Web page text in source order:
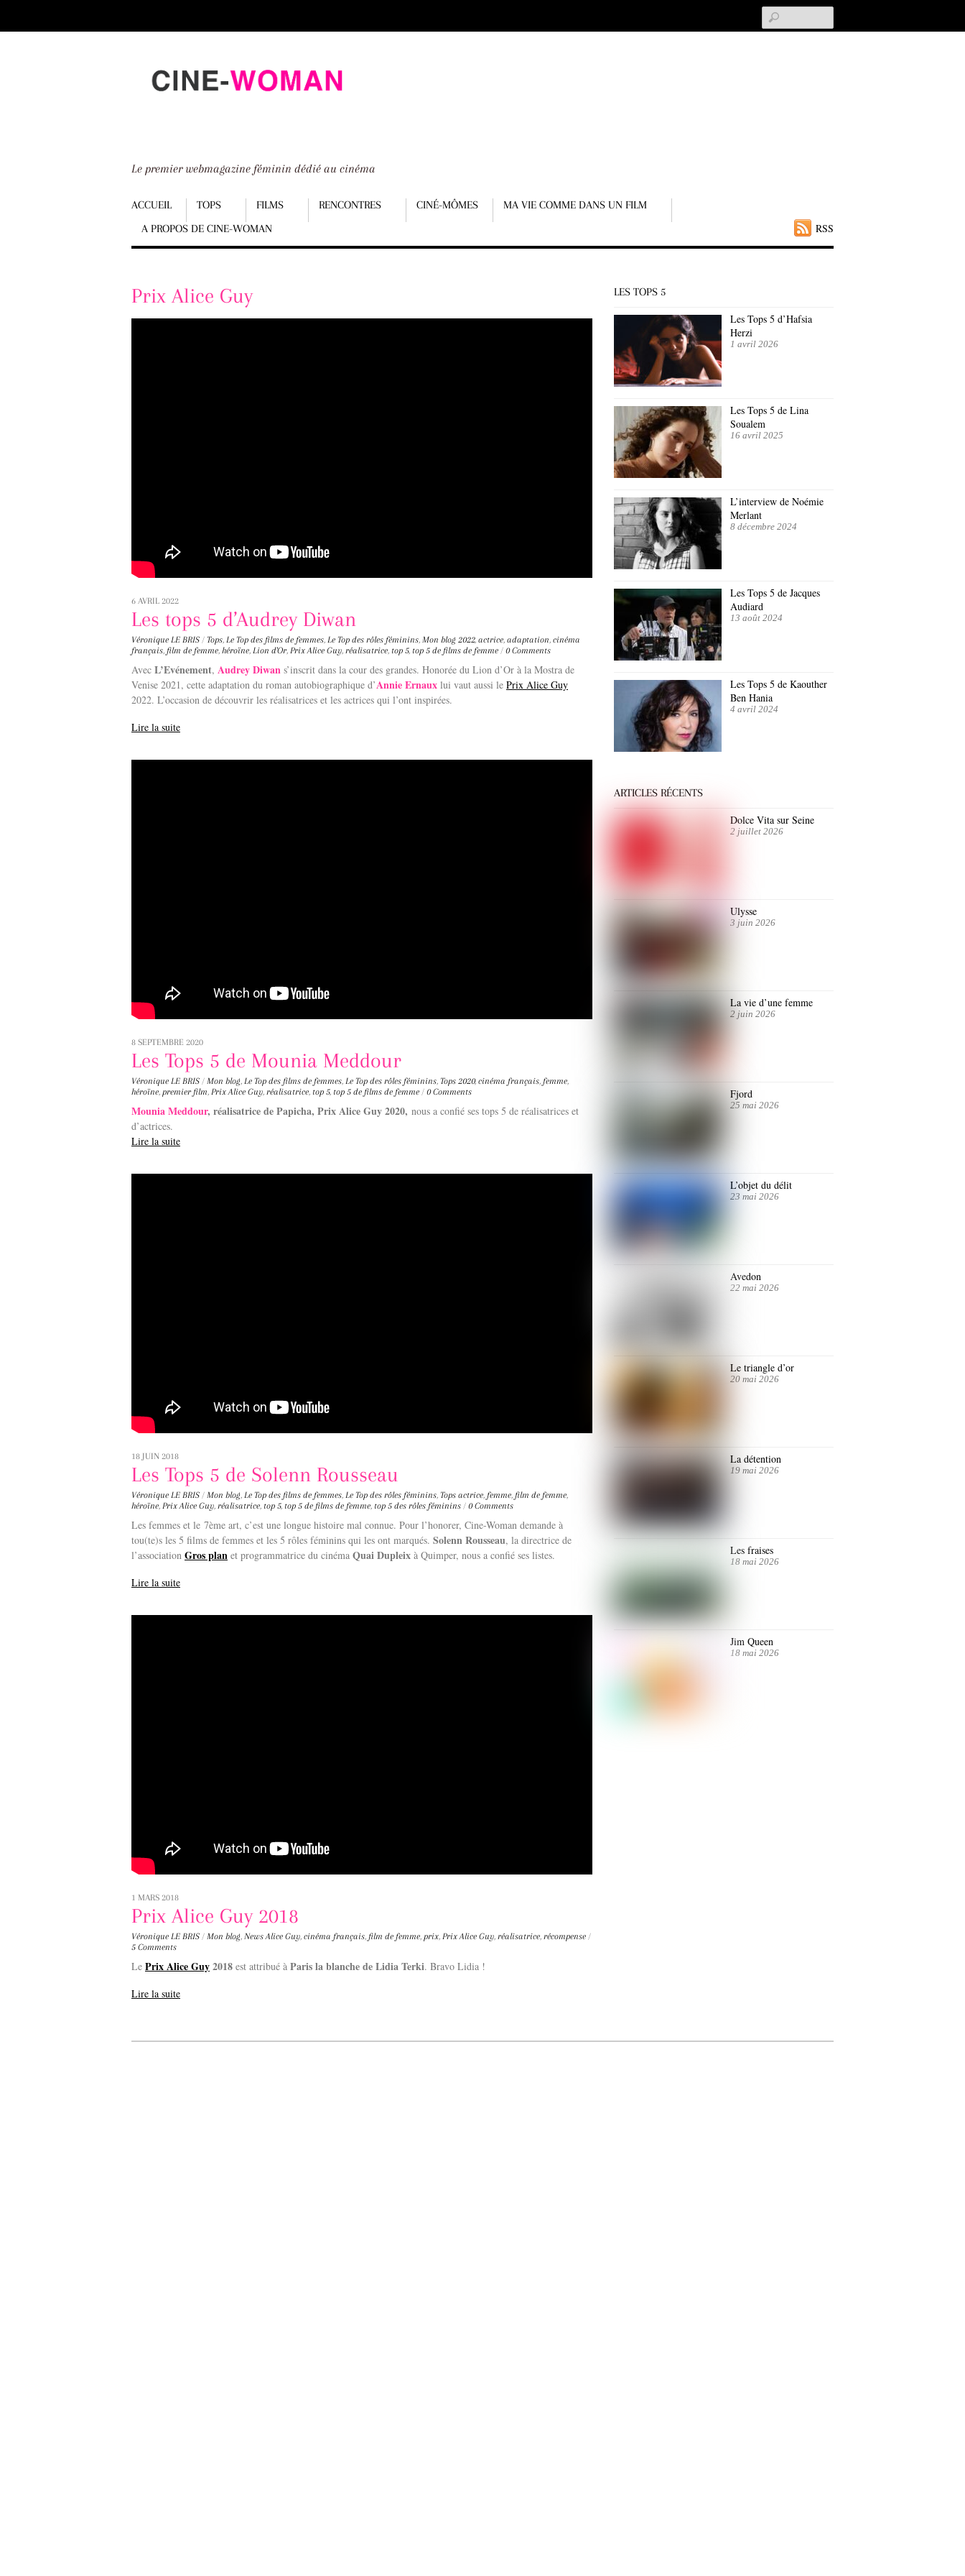
down
Le premier webmagazine féminin dédié au cinéma
RSS
Menu
ACCUEIL TOPS FILMS RENCONTRES CINÉ-MÔMES
MA VIE COMME DANS UN FILM
A PROPOS DE CINE-WOMAN
Scroll
content
Prix Alice Guy
6 AVRIL 2022
Les tops 5 d’Audrey Diwan
Véronique LE BRIS / Tops, Le Top des films de femmes, Le Top des rôles féminins, Mon blog 2022, actrice, adaptation, cinéma
français, film de femme, héroïne, Lion d'Or, Prix Alice Guy, réalisatrice, top 5, top 5 de films de femme / 0 Comments
Avec L’Evénement, Audrey Diwan s’inscrit dans la cour des grandes. Honorée du Lion d’Or à la Mostra de
Venise 2021, cette adaptation du roman autobiographique d’Annie Ernaux lui vaut aussi le Prix Alice Guy
2022. L’occasion de découvrir les réalisatrices et les actrices qui l’ont inspirées.
Lire la suite
8 SEPTEMBRE 2020
Les Tops 5 de Mounia Meddour
Véronique LE BRIS / Mon blog, Le Top des films de femmes, Le Top des rôles féminins, Tops 2020, cinéma français, femme,
héroïne, premier film, Prix Alice Guy, réalisatrice, top 5, top 5 de films de femme / 0 Comments
Mounia Meddour, réalisatrice de Papicha, Prix Alice Guy 2020, nous a confié ses tops 5 de réalisatrices et
d’actrices.
Lire la suite
18 JUIN 2018
Les Tops 5 de Solenn Rousseau
Véronique LE BRIS / Mon blog, Le Top des films de femmes, Le Top des rôles féminins, Tops actrice, femme, film de femme,
héroïne, Prix Alice Guy, réalisatrice, top 5, top 5 de films de femme, top 5 des rôles féminins / 0 Comments
Les femmes et le 7ème art, c’est une longue histoire mal connue. Pour l’honorer, Cine-Woman demande à
tou(te)s les 5 films de femmes et les 5 rôles féminins qui les ont marqués. Solenn Rousseau, la directrice de
l’association Gros plan et programmatrice du cinéma Quai Dupleix à Quimper, nous a confié ses listes.
Lire la suite
1 MARS 2018
Prix Alice Guy 2018
Véronique LE BRIS / Mon blog, News Alice Guy, cinéma français, film de femme, prix, Prix Alice Guy, réalisatrice, récompense /
5 Comments
Le Prix Alice Guy2018 est attribué à Paris la blanche de Lidia Terki. Bravo Lidia !
Lire la suite
LES TOPS 5
Les Tops 5 d’Hafsia
Herzi
1 avril 2026
Les Tops 5 de Lina
Soualem
16 avril 2025
L’interview de Noémie
Merlant
8 décembre 2024
Les Tops 5 de Jacques
Audiard
13 août 2024
Les Tops 5 de Kaouther
Ben Hania
4 avril 2024
ARTICLES RÉCENTS
Dolce Vita sur Seine
2 juillet 2026
Ulysse
3 juin 2026
La vie d’une femme
2 juin 2026
Fjord
25 mai 2026
L’objet du délit
23 mai 2026
Avedon
22 mai 2026
Le triangle d’or
20 mai 2026
La détention
19 mai 2026
Les fraises
18 mai 2026
Jim Queen
18 mai 2026